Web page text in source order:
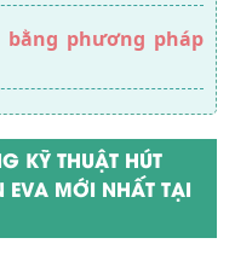
phương pháp
KỸ THUẬT HÚT
EVA MỚI NHẤT TẠI